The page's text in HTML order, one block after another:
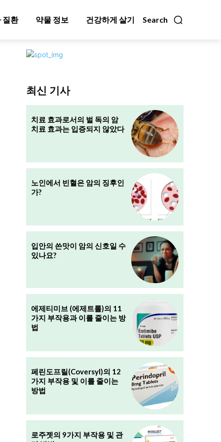
Search
질환 약물 정보 건강하게 살기
최신 기사
치료 효과로서의 벌 독의 암
치료 효과는 입증되지 않았다
노인에서 빈혈은 암의 징후인
가?
입안의 쓴맛이 암의 신호일 수
있나요?
에제티미브 (에제트롤)의 11
가지 부작용과 이를 줄이는 방
법
페린도프릴(Coversyl)의 12
가지 부작용 및 이를 줄이는
방법
로주젯의 9가지 부작용 및 관